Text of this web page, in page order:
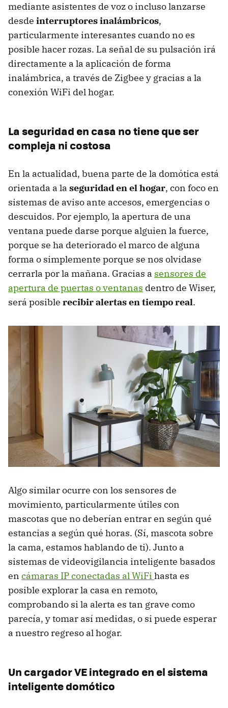
mediante asistentes de voz o incluso lanzarse
desde interruptores inalámbricos,
particularmente interesantes cuando no es
posible hacer rozas. La señal de su pulsación irá
directamente a la aplicación de forma
inalámbrica, a través de Zigbee y gracias a la
conexión WiFi del hogar.
La seguridad en casa no tiene que ser
compleja ni costosa
En la actualidad, buena parte de la domótica está
orientada a la seguridad en el hogar, con foco en
sistemas de aviso ante accesos, emergencias o
descuidos. Por ejemplo, la apertura de una
ventana puede darse porque alguien la fuerce,
porque se ha deteriorado el marco de alguna
forma o simplemente porque se nos olvidase
cerrarla por la mañana. Gracias a sensores de
apertura de puertas o ventanas dentro de Wiser,
será posible recibir alertas en tiempo real.
Algo similar ocurre con los sensores de
movimiento, particularmente útiles con
mascotas que no deberían entrar en según qué
estancias a según qué horas. (Sí, mascota sobre
la cama, estamos hablando de ti). Junto a
sistemas de videovigilancia inteligente basados
en cámaras IP conectadas al WiFi hasta es
posible explorar la casa en remoto,
comprobando si la alerta es tan grave como
parecía, y tomar así medidas, o si puede esperar
a nuestro regreso al hogar.
Un cargador VE integrado en el sistema
inteligente domótico